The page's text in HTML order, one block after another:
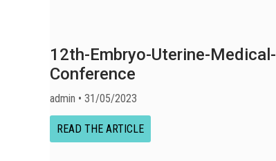
12th-Embryo-Uterine-Medical-
Conference
admin 31/05/2023
READ THE ARTICLE